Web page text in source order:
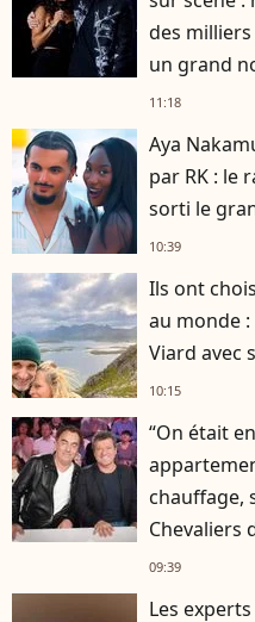
des milliers
un grand
11:18
Aya
par RK : le
sorti le
10:39
Ils ont
au monde
Viard avec
10:15
“On était
chauffage,
Chevaliers
09:39
Les